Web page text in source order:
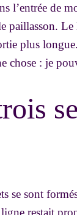
l’entrée de
paillasson.
plus
chose : je
se sont
restait